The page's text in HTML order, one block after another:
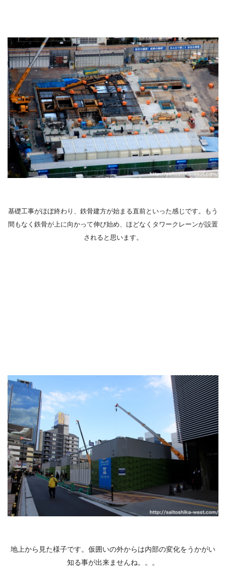
基礎工事がほぼ終わり、鉄骨建方が始まる直前といった感じです。もう
間もなく鉄骨が上に向かって伸び始め、ほどなくタワークレーンが設置
されると思います。
地上から見た様子です。仮囲いの外からは内部の変化をうかがい
知る事が出来ませんね。。。